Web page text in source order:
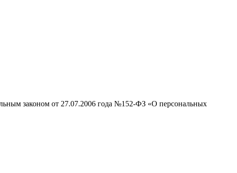
законом от 27.07.2006 года №152-ФЗ «О персональных